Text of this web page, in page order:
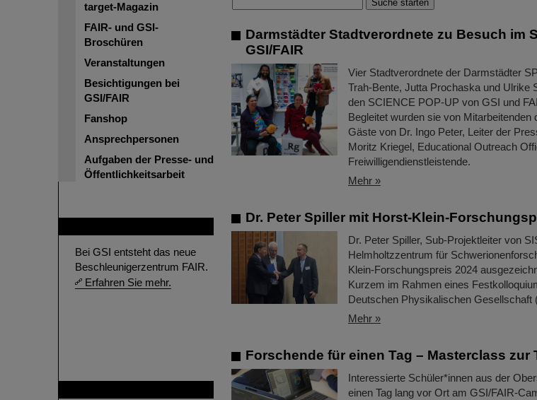
target-Magazin
FAIR- und GSI-
Broschüren
Veranstaltungen
Besichtigungen bei
GSI/FAIR
Fanshop
Ansprechpersonen
Aufgaben der Presse- und
Öffentlichkeitsarbeit
Bei GSI entsteht das neue
Beschleunigerzentrum FAIR.
Erfahren Sie mehr.
Darmstädter Stadtverordnete zu Besuch im
GSI/FAIR
Vier Stadtverordnete der Darmstädter
Trah-Bente, Jutta Prochaska und Ulrike
den SCIENCE POP-UP von GSI und
Begleitet wurden sie von
Gäste von Dr. Ingo Peter, Leiter der
Moritz Kriegel, Educational Outreach
Freiwilligendienstleistende.
Mehr »
Dr. Peter Spiller mit Horst-Klein-
Dr. Peter Spiller, Sub-Projektleiter von
Helmholtzzentrum für
Klein-Forschungspreis 2024
Kurzem im Rahmen eines
Deutschen Physikalischen Gesellschaft
Mehr »
Forschende für einen Tag – Masterclass zur
Interessierte Schüler*innen aus der
einen Tag lang vor Ort am GSI/FAIR-